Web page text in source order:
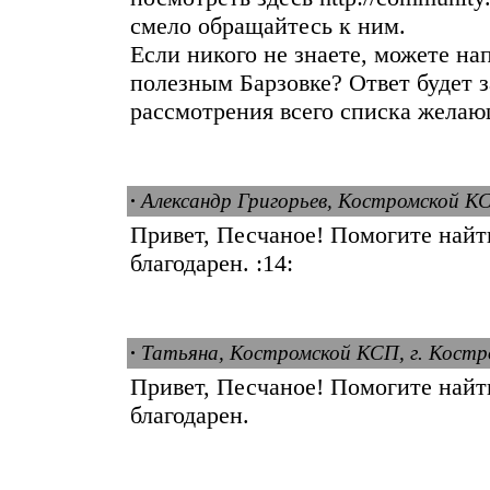
смело обращайтесь к ним.
Если никого не знаете, можете
полезным Барзовке? Ответ будет
рассмотрения всего списка
· Александр Григорьев, Костромской
Привет, Песчаное! Помогите
благодарен. :14:
· Татьяна, Костромской КСП, г.
Привет, Песчаное! Помогите
благодарен.